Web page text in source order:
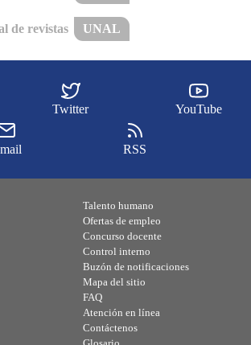
de revistas UNAL
Twitter YouTube
RSS
Talento humano
Ofertas de empleo
Concurso docente
Control interno
Buzón de notificaciones
Mapa del sitio
FAQ
Atención en línea
Contáctenos